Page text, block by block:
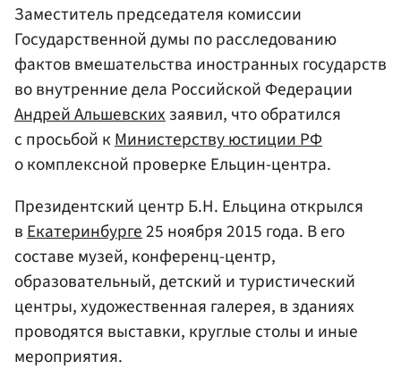
Заместитель председателя комиссии
Государственной думы по расследованию
фактов вмешательства иностранных государств
во внутренние дела Российской Федерации
Андрей Альшевских заявил, что обратился
с просьбой к Министерству юстиции РФ
о комплексной проверке Ельцин-центра.
Президентский центр Б.Н. Ельцина открылся
вЕкатеринбурге25 ноября 2015 года. В его
составе музей, конференц-центр,
образовательный, детский и туристический
центры, художественная галерея, в зданиях
проводятся выставки, круглые столы и иные
мероприятия.